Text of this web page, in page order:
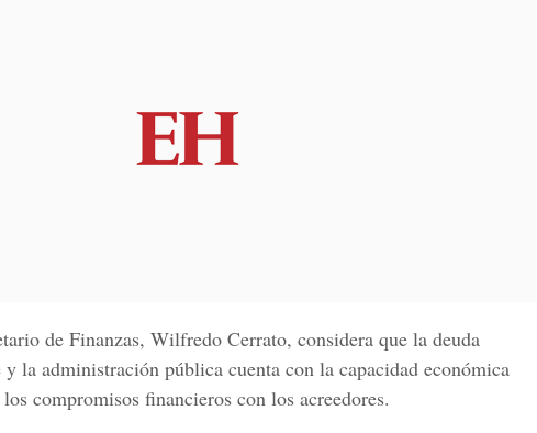
de Finanzas, Wilfredo Cerrato, considera que la deuda
la administración pública cuenta con la capacidad económica
compromisos financieros con los acreedores.